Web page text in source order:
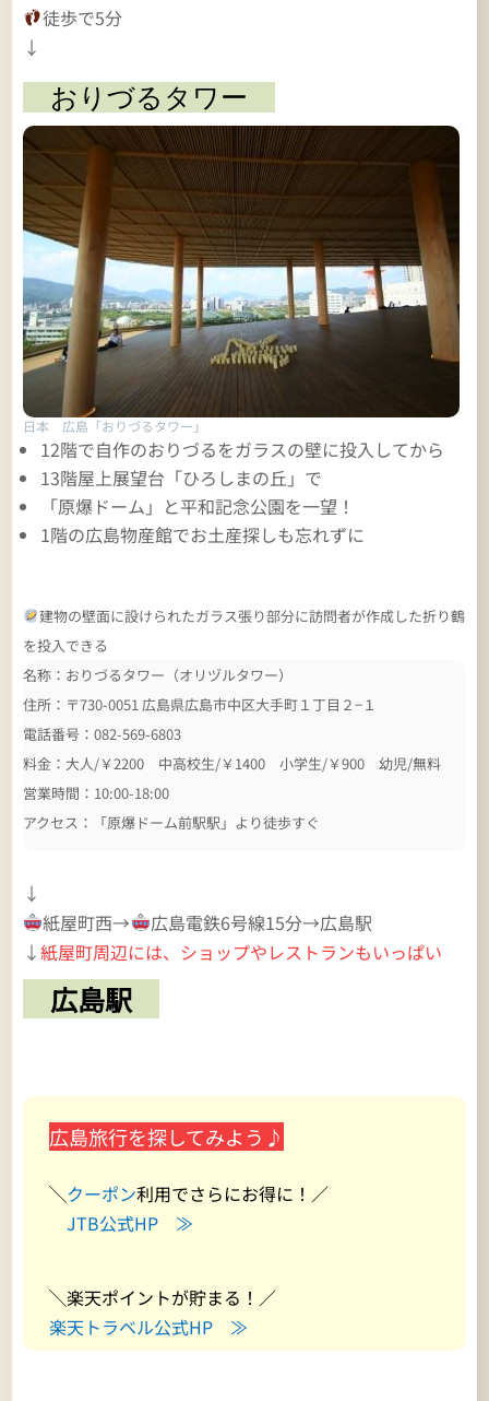
徒歩で5分
↓
おりづるタワー
日本 広島「おりづるタワー」
12階で自作のおりづるをガラスの壁に投入してから
13階屋上展望台「ひろしまの丘」で
「原爆ドーム」と平和記念公園を一望！
1階の広島物産館でお土産探しも忘れずに
建物の壁面に設けられたガラス張り部分に訪問者が作成した折り鶴
を投入できる
名称：おりづるタワー（オリヅルタワー）
住所：〒730-0051 広島県広島市中区大手町１丁目２−１
電話番号：082-569-6803
料金：大人/￥2200 中高校生/￥1400 小学生/￥900 幼児/無料
営業時間：10:00-18:00
アクセス：「原爆ドーム前駅駅」より徒歩すぐ
↓
紙屋町西→
広島電鉄6号線15分→広島駅
↓紙屋町周辺には、ショップやレストランもいっぱい
広島駅
広島旅行を探してみよう♪
╲クーポン利用でさらにお得に！／
JTB公式HP ≫
╲楽天ポイントが貯まる！／
楽天トラベル公式HP ≫